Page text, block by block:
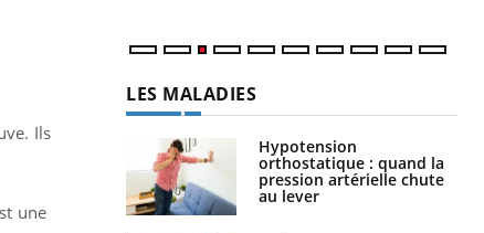
Ils
une
LES MALADIES
Hypotension
orthostatique : quand la
pression artérielle chute
au lever